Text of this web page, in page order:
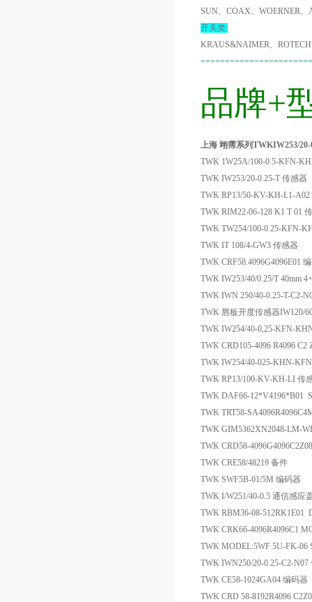
SUN、COAX、WOERNER
开关类:
KRAUS&NAIMER、
品牌+
上海 翊霈系列TWKIW253/
TWK 1W25A/100-0.5-KFN-
TWK IW253/20-0.25-T 传感器
TWK RP13/50-KV-KH-L1-A02
TWK RIM22-06-128 K1 T 01
TWK TW254/100-0.25-KFN-
TWK IT 108/4-GW3 传感器
TWK CRF58.4096G4096E01
TWK IW253/40/0.25/T 40mm
TWK IWN 250/40-0.25-T-C2-
TWK 唇板开度传感器IW120/
TWK IW254/40-0,25-KFN-
TWK CRD105-4096 R4096 C2
TWK IW254/40-025-KHN-
TWK RP13/100-KV-KH-LI 传
TWK DAF66-12*V4196*B01
TWK TRT58-
TWK GIM5362XN2048-LM-
TWK CRD58-
TWK CRE58/48219 备件
TWK SWF5B-01/5M 编码器
TWK I/W251/40-0.5 通信感应
TWK RBM36-08-512RK1E01
TWK CRK66-4096R4096C1
TWK MODEL:5WF 5U-FK-06
TWK IWN250/20-0.25-C2-N07
TWK CE58-1024GA04 编码器
TWK CRD 58-8192R4096